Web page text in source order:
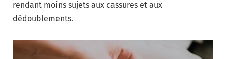
rendant moins sujets aux cassures et aux
dédoublements.